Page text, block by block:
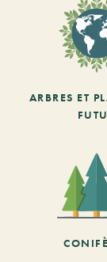
ARBRES ET